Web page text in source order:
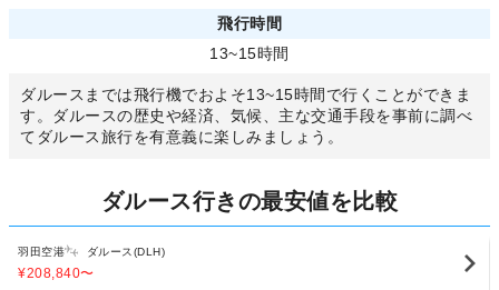
飛行時間
13~15時間
ダルースまでは飛行機でおよそ13~15時間で行くことができま
す。ダルースの歴史や経済、気候、主な交通手段を事前に調べ
てダルース旅行を有意義に楽しみましょう。
ダルース行きの最安値を比較
羽田空港 ダルース(DLH)
¥208,840〜